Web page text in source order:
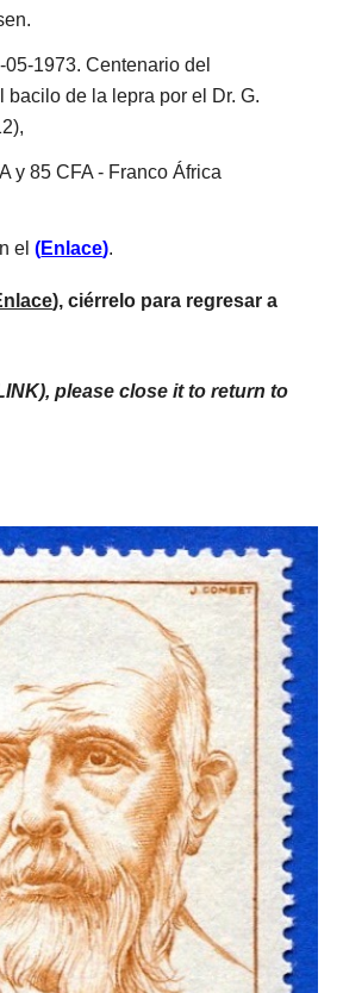
05-1973. Centenario del
bacilo de la lepra por el Dr. G.
y 85 CFA - Franco África
el (Enlace).
), ciérrelo para regresar a
please close it to return to